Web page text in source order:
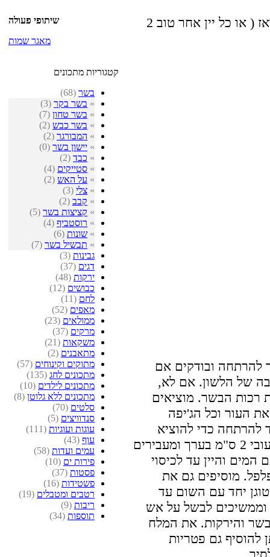
שיתופי פעולה
מאגר שמות
קטגוריות מתכונים
בשר (68)
» בשר בקר (3)
» בשר טחון (7)
» בשר כבש (2)
» המבורגר (2)
» יישון בשר (0)
» כבד (2)
» סטייקים (4)
» על האש (2)
» צלי (3)
» קבב (2)
» קציצות בשר (5)
» רוסטביף (4)
» שונות (6)
» תבשיל בשר (7)
גבינות (3)
דגים (37)
ירקות (48)
כבושים (12)
לחם (11)
מאפים (52)
ממולאים (23)
מרקים (37)
משקאות (21)
מתאבנים (2)
מתוקים וקינוחים (57)
מתכונים לחג (135)
מתכונים לילדים (10)
מתכונים ללא גלוטן (8)
סלטים (70)
סנדוויצים (5)
עוגות ועוגיות (111)
עוף (43)
עמים ועדות (58)
פירות ים (10)
פסטות (37)
פשטידות (16)
רטבים ומטבלים (19)
ריבות (9)
תוספות (34)
2 כוסות יין אדום יבש - קברנה מרלו שיראז ( או כל יין אחר טוב
להרתחה ובודקים אם
של הלשון. אם לא,
רכות הבשר. מוציאים
העור וכל הג'יפה
כדי להוציא
מרירות. את הבשר פורסים לפרוסות בעובי 2 ס"מ בערך ומעבירים
והיין עד לכיסוי
מוסיפים גם את
יחד עם השום עד
וממשיכים לבשל על אש
והירקות. את המלח
להוסיף גם פטריות